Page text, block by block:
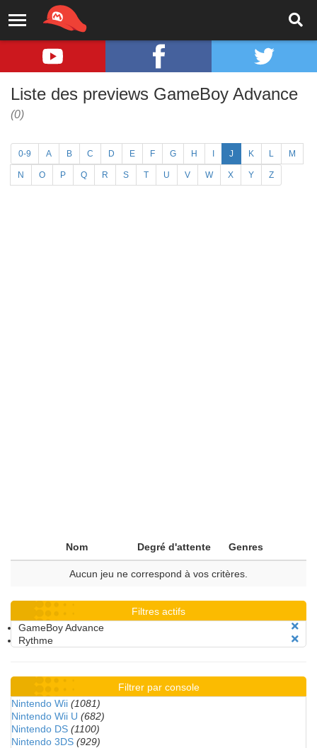
Liste des previews GameBoy Advance
(0)
0-9 A B C D E F G H J K L M
N O P Q R S T U V W X Y Z
Nom Degré d'attente Genres
Aucun jeu ne correspond à vos critères.
Filtres actifs
GameBoy Advance
Rythme
Filtrer par console
Nintendo Wii (1081)
Nintendo Wii U (682)
Nintendo DS (1100)
Nintendo 3DS (929)